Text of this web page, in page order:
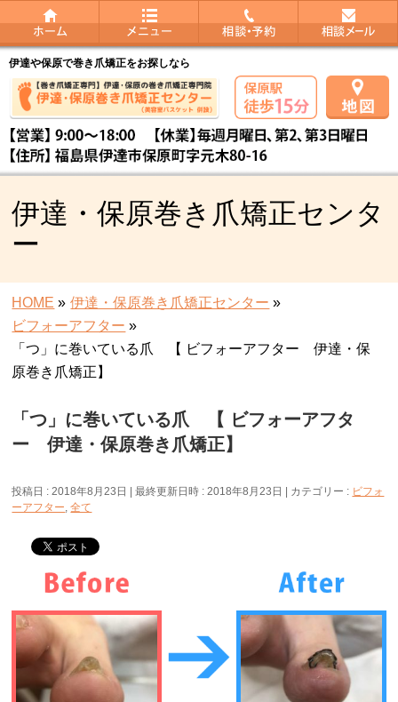
伊達や保原で巻き爪矯正をお探しなら
伊達・保原巻き爪矯正センタ
ー
HOME » 伊達・保原巻き爪矯正センター »
ビフォーアフター »
「つ」に巻いている爪 【 ビフォーアフター 伊達・保
原巻き爪矯正】
「つ」に巻いている爪 【 ビフォーアフタ
ー 伊達・保原巻き爪矯正】
投稿日 : 2018年8月23日 最終更新日時 : 2018年8月23日 カテゴリー : ビフォ
ーアフター,全て